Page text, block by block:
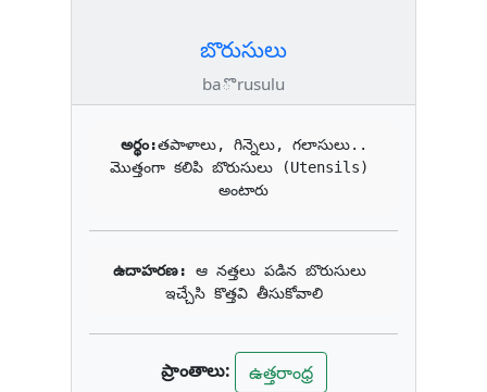
బొరుసులు
baొrusulu
అర్థం:తపాళాలు, గిన్నెలు, గలాసులు..
మొత్తంగా కలిపి బొరుసులు (Utensils)
అంటారు
ఉదాహరణ: ఆ నత్తలు పడిన బొరుసులు
ఇచ్చేసి కొత్తవి తీసుకోవాలి
ప్రాంతాలు: ఉత్తరాంధ్ర